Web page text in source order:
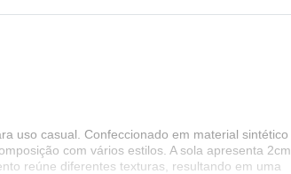
uso casual. Confeccionado em material sintético
com vários estilos. A sola apresenta 2cm
reúne diferentes texturas, resultando em uma